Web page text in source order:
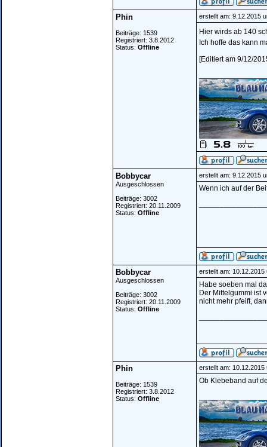
Phin
Beiträge: 1539
Registriert: 3.8.2012
Status: Offline
erstellt am: 9.12.2015
Hier wirds ab 140
Ich hoffe das kann
[Editiert am 9/12/
Bobbycar
Ausgeschlossen
Beiträge: 3002
Registriert: 20.11.2009
Status: Offline
erstellt am: 9.12.2015
Wenn ich auf der
Bobbycar
Ausgeschlossen
Beiträge: 3002
Registriert: 20.11.2009
Status: Offline
erstellt am: 10.12.2015
Habe soeben mal
Der Mittelgummi ist
nicht mehr pfeift,
Phin
Beiträge: 1539
Registriert: 3.8.2012
Status: Offline
erstellt am: 10.12.2015
Ob Klebeband auf